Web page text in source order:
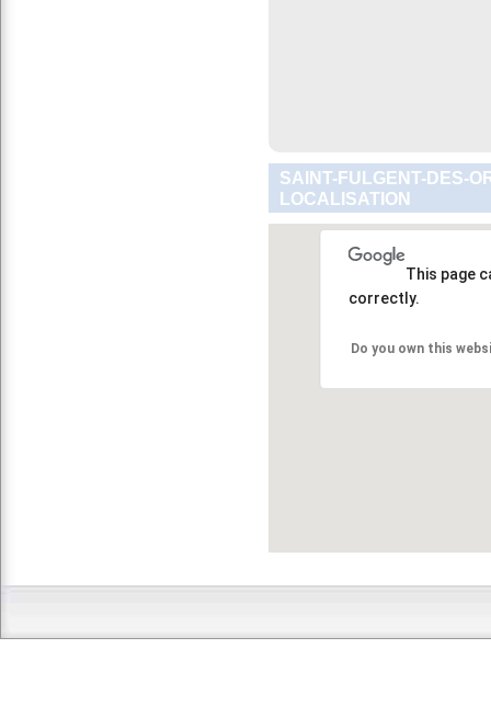
SAINT-FULGENT-DES-
LOCALISATION
This page
correctly.
Do you own this